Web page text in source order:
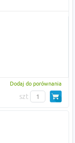
Dodaj do porównania
szt